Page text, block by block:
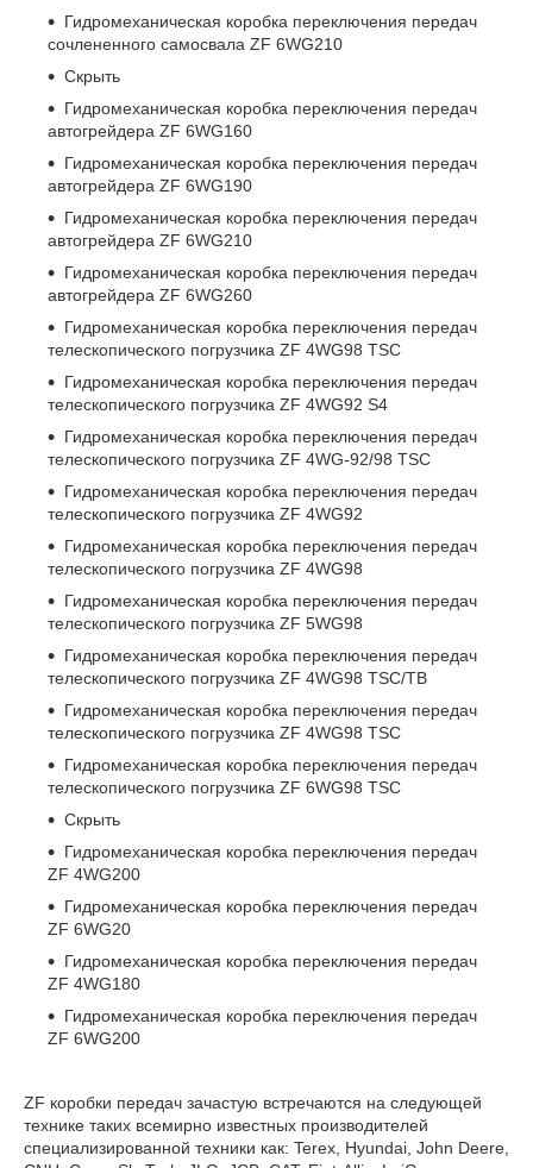
Гидромеханическая коробка переключения передач
сочлененного самосвала ZF 6WG210
Скрыть
Гидромеханическая коробка переключения передач
автогрейдера ZF 6WG160
Гидромеханическая коробка переключения передач
автогрейдера ZF 6WG190
Гидромеханическая коробка переключения передач
автогрейдера ZF 6WG210
Гидромеханическая коробка переключения передач
автогрейдера ZF 6WG260
Гидромеханическая коробка переключения передач
телескопического погрузчика ZF 4WG98 TSC
Гидромеханическая коробка переключения передач
телескопического погрузчика ZF 4WG92 S4
Гидромеханическая коробка переключения передач
телескопического погрузчика ZF 4WG-92/98 TSC
Гидромеханическая коробка переключения передач
телескопического погрузчика ZF 4WG92
Гидромеханическая коробка переключения передач
телескопического погрузчика ZF 4WG98
Гидромеханическая коробка переключения передач
телескопического погрузчика ZF 5WG98
Гидромеханическая коробка переключения передач
телескопического погрузчика ZF 4WG98 TSC/TB
Гидромеханическая коробка переключения передач
телескопического погрузчика ZF 4WG98 TSC
Гидромеханическая коробка переключения передач
телескопического погрузчика ZF 6WG98 TSC
Скрыть
Гидромеханическая коробка переключения передач
ZF 4WG200
Гидромеханическая коробка переключения передач
ZF 6WG20
Гидромеханическая коробка переключения передач
ZF 4WG180
Гидромеханическая коробка переключения передач
ZF 6WG200
ZF коробки передач зачастую встречаются на следующей
технике таких всемирно известных производителей
специализированной техники как: Terex, Hyundai, John Deere,